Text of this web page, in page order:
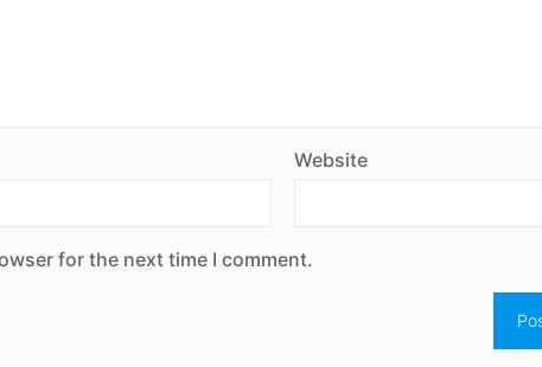
Website
for the next time I comment.